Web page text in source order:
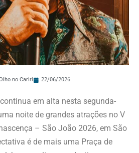
no Cariri 22/06/2026
em alta nesta segunda-
noite de grandes atrações no V
– São João 2026, em São
é de mais uma Praça de